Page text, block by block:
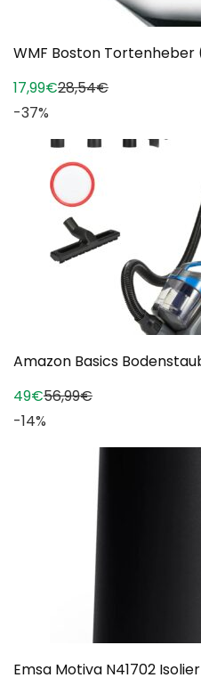
WMF Boston Tortenheber
17,99€28,54€
-37%
Amazon Basics
49€56,99€
-14%
Emsa Motiva N41702